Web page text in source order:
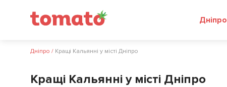
Дніпро
Дніпро / Кращі Кальянні у місті Дніпро
Кращі Кальянні у місті Дніпро